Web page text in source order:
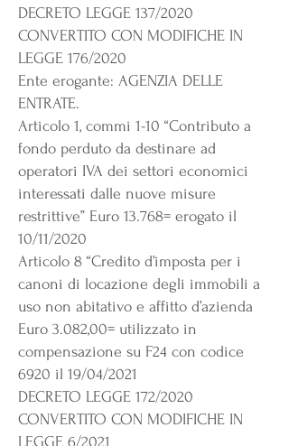
DECRETO LEGGE 137/2020
CONVERTITO CON MODIFICHE IN
LEGGE 176/2020
Ente erogante: AGENZIA DELLE
ENTRATE.
Articolo 1, commi 1-10 “Contributo a
fondo perduto da destinare ad
operatori IVA dei settori economici
interessati dalle nuove misure
restrittive” Euro 13.768= erogato il
10/11/2020
Articolo 8 “Credito d’imposta per i
canoni di locazione degli immobili a
uso non abitativo e affitto d’azienda
Euro 3.082,00= utilizzato in
compensazione su F24 con codice
6920 il 19/04/2021
DECRETO LEGGE 172/2020
CONVERTITO CON MODIFICHE IN
LEGGE 6/2021